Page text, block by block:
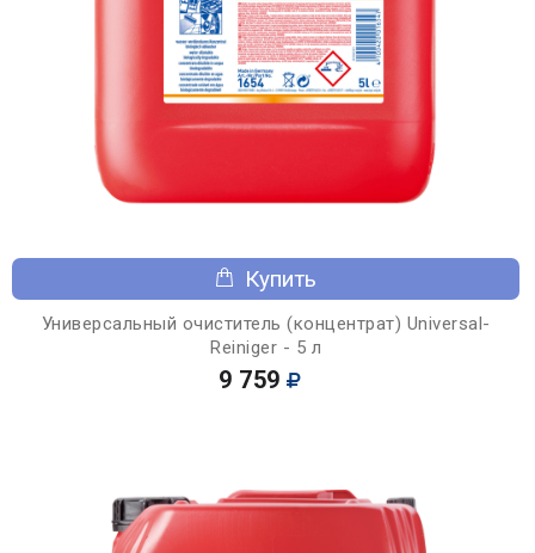
Купить
Универсальный очиститель (концентрат) Universal-
Reiniger - 5 л
9 759